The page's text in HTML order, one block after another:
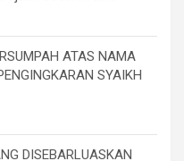
ATAS NAMA
SYAIKH
DISEBARLUASKAN